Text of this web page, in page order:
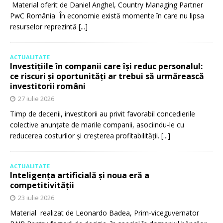
Material oferit de Daniel Anghel, Country Managing Partner
PwC România În economie există momente în care nu lipsa
resurselor reprezintă [...]
ACTUALITATE
Investițiile în companii care își reduc personalul:
ce riscuri și oportunități ar trebui să urmărească
investitorii români
27 iulie 2026
Timp de decenii, investitorii au privit favorabil concedierile
colective anunțate de marile companii, asociindu-le cu
reducerea costurilor și creșterea profitabilității. [...]
ACTUALITATE
Inteligența artificială și noua eră a
competitivității
23 iulie 2026
Material realizat de Leonardo Badea, Prim-viceguvernator